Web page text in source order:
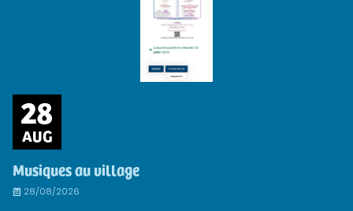
28
AUG
Musiques au village
28/08/2026